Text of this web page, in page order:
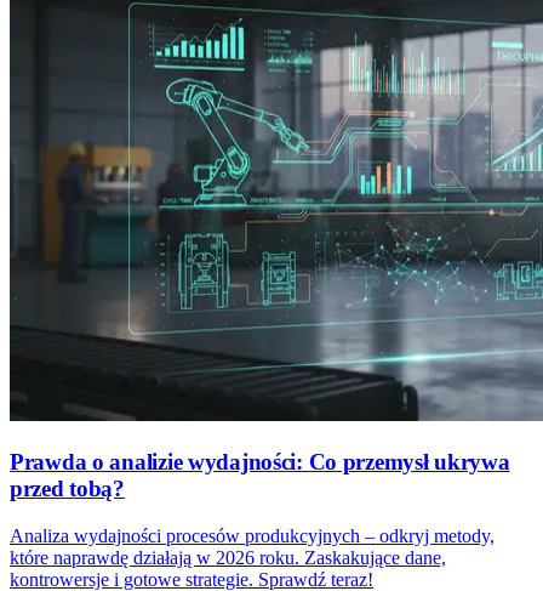
Prawda o analizie wydajności: Co przemysł ukrywa
przed tobą?
Analiza wydajności procesów produkcyjnych – odkryj metody,
które naprawdę działają w 2026 roku. Zaskakujące dane,
kontrowersje i gotowe strategie. Sprawdź teraz!